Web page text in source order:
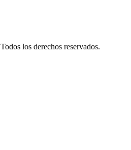
Todos los derechos reservados.